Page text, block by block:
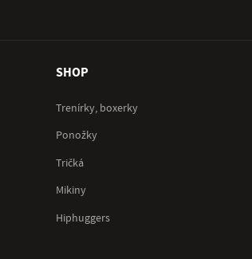
SHOP
Trenírky, boxerky
Ponožky
Tričká
Mikiny
Hiphuggers